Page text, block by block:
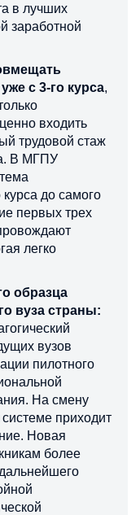
в лучших
заработной
с 3-го курса,
входить
трудовой стаж
В МГПУ
до самого
первых трех
легко
образца
вуза страны:
вузов
пилотного
На смену
приходит
Новая
более